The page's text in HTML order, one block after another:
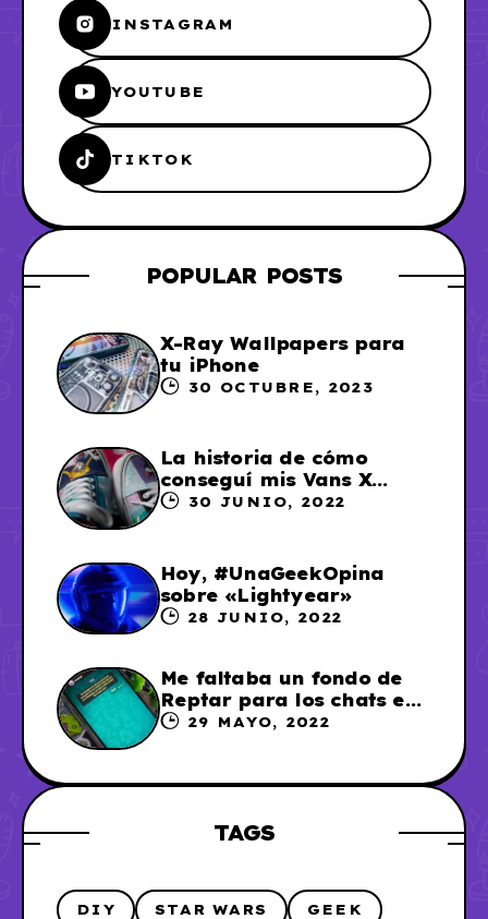
INSTAGRAM
YOUTUBE
TIKTOK
POPULAR POSTS
X-Ray Wallpapers para
tu iPhone
30 OCTUBRE, 2023
La historia de cómo
conseguí mis Vans X
Sailor Moon
30 JUNIO, 2022
Hoy, #UnaGeekOpina
sobre «Lightyear»
28 JUNIO, 2022
Me faltaba un fondo de
Reptar para los chats en
WhatsApp, así que me lo
29 MAYO, 2022
TAGS
DIY STAR WARS GEEK